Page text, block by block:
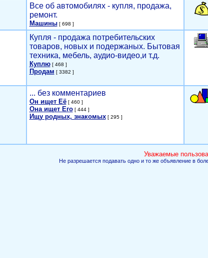
Все об автомобилях - купля, продажа,
ремонт.
Машины[ 698 ]
Купля - продажа потребительских
товаров, новых и подержаных. Бытовая
техника, мебель, аудио-видео,и т.д.
Куплю[ 468 ]
Продам [ 3382 ]
... без комментариев
Он ищет Её[ 460 ]
Она ищет Его[ 444 ]
Ищу родных, знакомых[ 295 ]
Уважаемые
Не разрешается подавать одно и то же объявление в